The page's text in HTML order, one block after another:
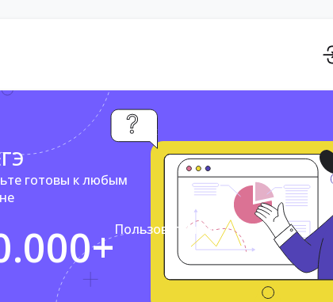
готовы к любым
Пользователей